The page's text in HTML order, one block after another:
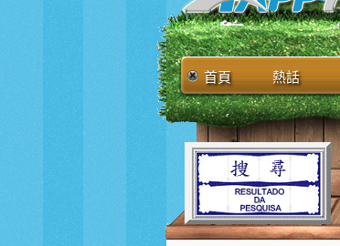
首頁 熱話